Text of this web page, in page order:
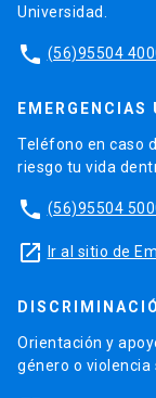
Universidad.
phone (56)95504
EMERGENCIAS
Teléfono en caso
riesgo tu vida
phone (56)95504
launch Ir al sitio de
Orientación y
género o violencia